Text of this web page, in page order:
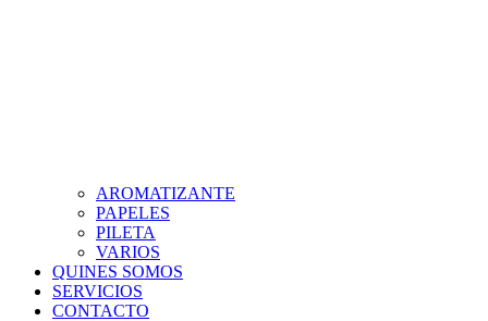
AROMATIZANTE
PAPELES
PILETA
VARIOS
QUINES SOMOS
SERVICIOS
CONTACTO